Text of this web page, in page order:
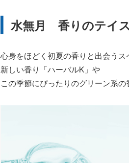
水無月 香りのテイ
心身をほどく初夏の香りと出会うス
新しい香り「ハーバルK」や
この季節にぴったりのグリーン系の